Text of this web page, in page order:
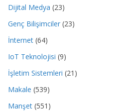
Dijital Medya (23)
Genç Bilişimciler (23)
İnternet (64)
IoT Teknolojisi (9)
İşletim Sistemleri (21)
Makale (539)
Manşet (551)